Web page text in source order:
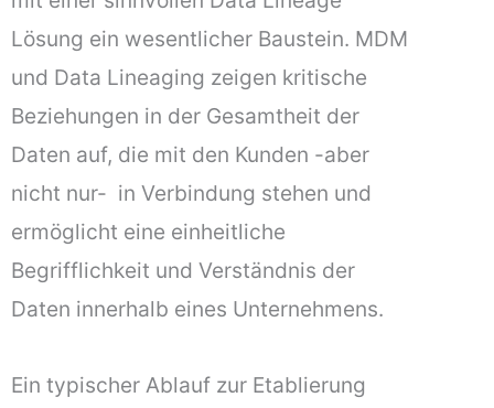
Lösung ein wesentlicher Baustein. MDM
und Data Lineaging zeigen kritische
Beziehungen in der Gesamtheit der
Daten auf, die mit den Kunden -aber
nicht nur- in Verbindung stehen und
ermöglicht eine einheitliche
Begrifflichkeit und Verständnis der
Daten innerhalb eines Unternehmens.
Ein typischer Ablauf zur Etablierung